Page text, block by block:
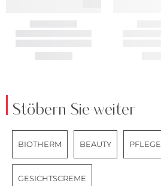
Stöbern Sie weiter
BIOTHERM BEAUTY PFLEGE
GESICHTSCREME